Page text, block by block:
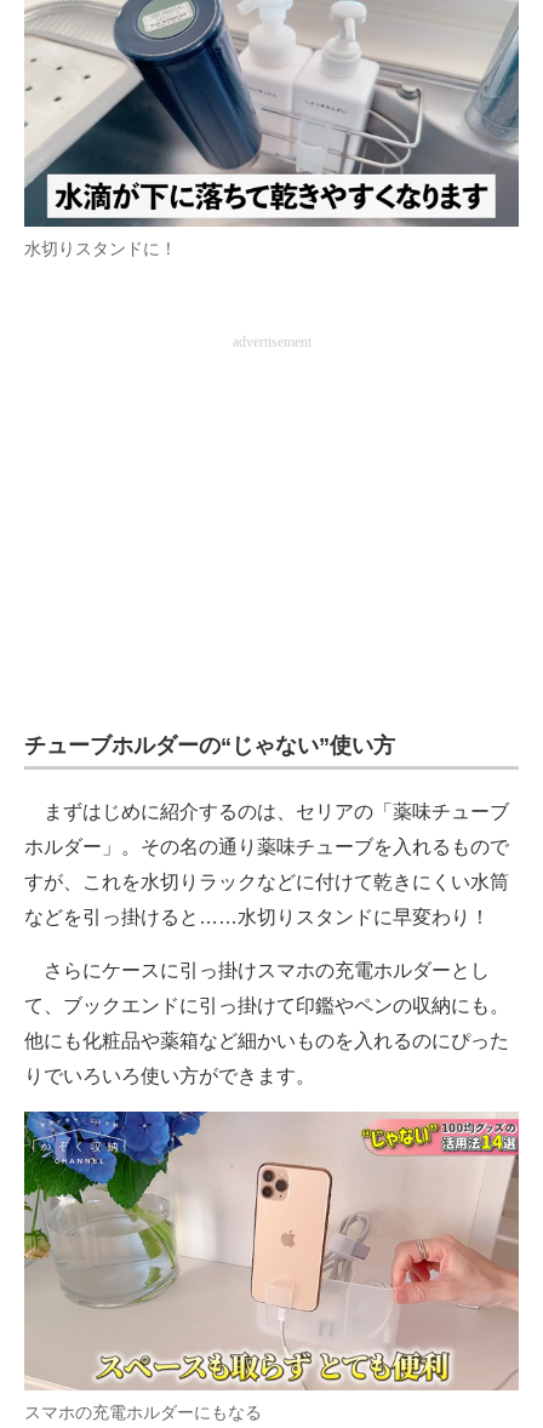
水切りスタンドに！
advertisement
チューブホルダーの“じゃない”使い方
まずはじめに紹介するのは、セリアの「薬味チューブ
ホルダー」。その名の通り薬味チューブを入れるもので
すが、これを水切りラックなどに付けて乾きにくい水筒
などを引っ掛けると……水切りスタンドに早変わり！
さらにケースに引っ掛けスマホの充電ホルダーとし
て、ブックエンドに引っ掛けて印鑑やペンの収納にも。
他にも化粧品や薬箱など細かいものを入れるのにぴった
りでいろいろ使い方ができます。
スマホの充電ホルダーにもなる